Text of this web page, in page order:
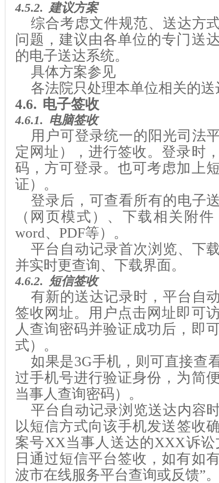
4.5.2. 建议方案
综合考虑文件规范、送达方
问题，建议由各单位的专门送
的电子送达系统。
具体方案参见
各法院只处理本单位相关的
4.6. 电子签收
4.6.1. 电脑签收
用户可登录统一的阳光司法
定网址），进行签收。登录时
码，方可登录。也可考虑加上
证）。
登录后，可查看所有的电子
（网页模式）、下载相关附
word、PDF等）。
平台自动记录首次浏览、下
并实时更查询、下载界面。
4.6.2. 短信签收
有新的送达记录时，平台自
签收网址。用户点击网址即可
人查询密码并验证成功后，即
式）。
如果是3G手机，则可直接查
过手机号进行验证身份，为简
当事人查询密码）。
平台自动记录浏览送达内容
以短信方式向该手机发送签收
案号XX当事人送达的XXX诉
日通过短信平台签收，如有如
波市在线服务平台查询或反馈”